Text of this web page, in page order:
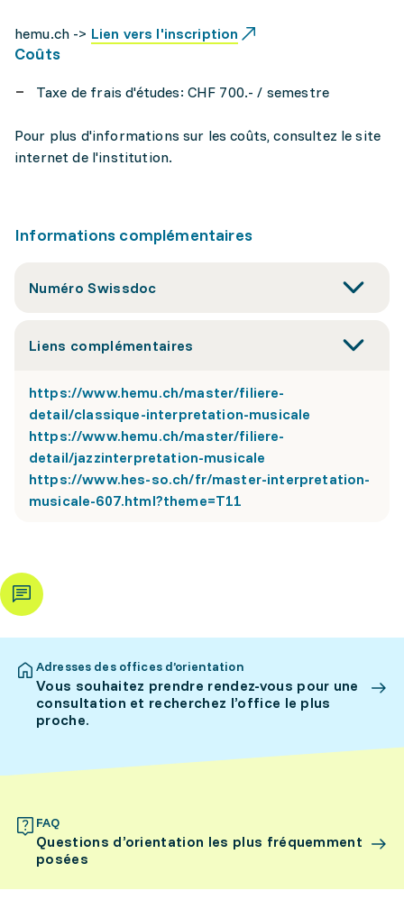
hemu.ch -> Lien vers l'inscription
Coûts
Taxe de frais d'études: CHF 700.- / semestre
Pour plus d'informations sur les coûts, consultez le site
internet de l'institution.
Informations complémentaires
Numéro Swissdoc
Liens complémentaires
https://www.hemu.ch/master/filiere-
detail/classique-interpretation-musicale
https://www.hemu.ch/master/filiere-
detail/jazzinterpretation-musicale
https://www.hes-so.ch/fr/master-interpretation-
musicale-607.html?theme=T11
Adresses des offices d’orientation
Vous souhaitez prendre rendez-vous pour une
consultation et recherchez l’office le plus
proche.
FAQ
Questions d’orientation les plus fréquemment
posées